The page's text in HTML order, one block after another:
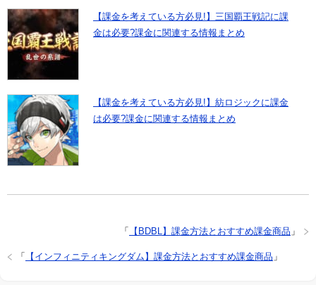
【課金を考えている方必見!】三国覇王戦記に課
金は必要?課金に関連する情報まとめ
【課金を考えている方必見!】紡ロジックに課金
は必要?課金に関連する情報まとめ
「 【BDBL】課金方法とおすすめ課金商品 」
「 【インフィニティキングダム】課金方法とおすすめ課金商品 」